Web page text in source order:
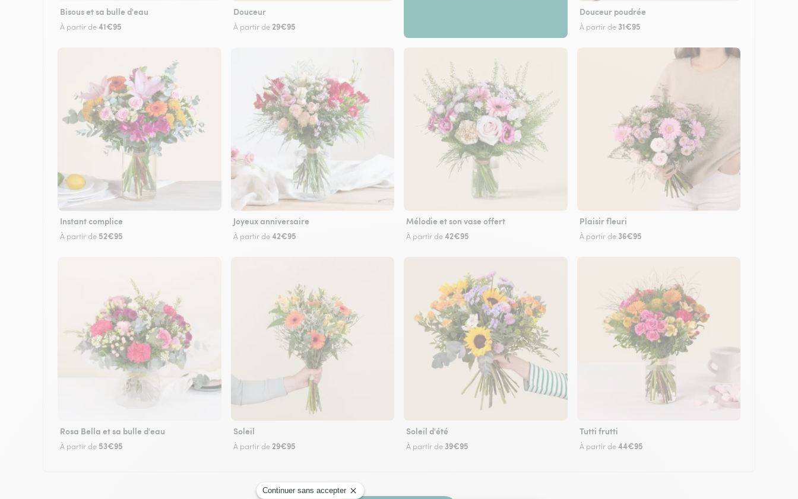
Bisous et sa bulle d'eau
À partir de41€95
Douceur
À partir de 29€95
Douceur poudrée
À partir de 31€95
Instant complice
À partir de 52€95
Joyeux anniversaire
À partir de42€95
Mélodie et son vase offert
À partir de42€95
Plaisir fleuri
À partir de 36€95
Rosa Bella et sa bulle d'eau
À partir de 53€95
Soleil
À partir de 29€95
Soleil d'été
À partir de 39€95
Tutti frutti
À partir de44€95